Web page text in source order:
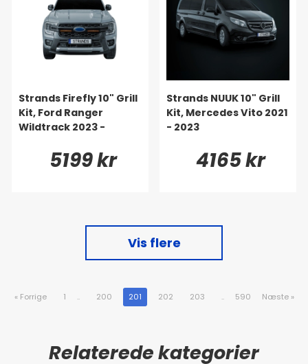
Strands Firefly 10" Grill
Kit, Ford Ranger
Wildtrack 2023 -
5199 kr
Strands NUUK 10" Grill
Kit, Mercedes Vito 2021
- 2023
4165 kr
Vis flere
« Forrige 1 .. 200 201 202 203 .. 590 Næste »